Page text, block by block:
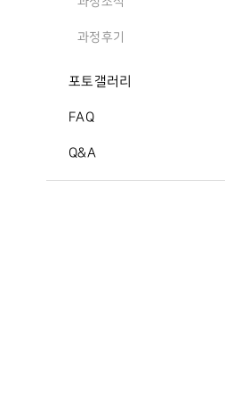
과정후기
포토갤러리
FAQ
Q&A